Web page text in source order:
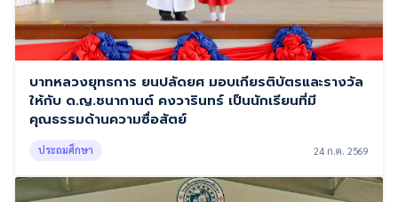
บาทหลวงยุทธการ ยนปลัดยศ มอบเกียรติบัตรและรางวัล
ให้กับ ด.ญ.ชนากานต์ คงวารินทร์ เป็นนักเรียนที่มี
คุณธรรมด้านความซื่อสัตย์
ประถมศึกษา 24 ก.ค. 2569